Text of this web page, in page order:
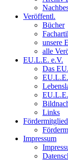
Veröffentl.
Bücher
unsere
alle
EU.L.E. e.V.
Das
Links
Impressum